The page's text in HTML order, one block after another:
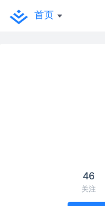
首页
46
关注